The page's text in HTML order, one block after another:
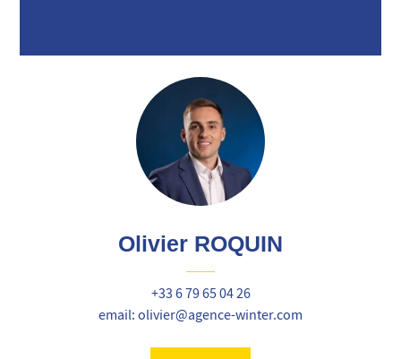
Olivier ROQUIN
+33 6 79 65 04 26
email: olivier@agence-winter.com